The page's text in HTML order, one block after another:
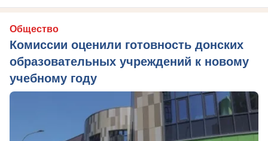
Общество
Комиссии оценили готовность донских
образовательных учреждений к новому
учебному году